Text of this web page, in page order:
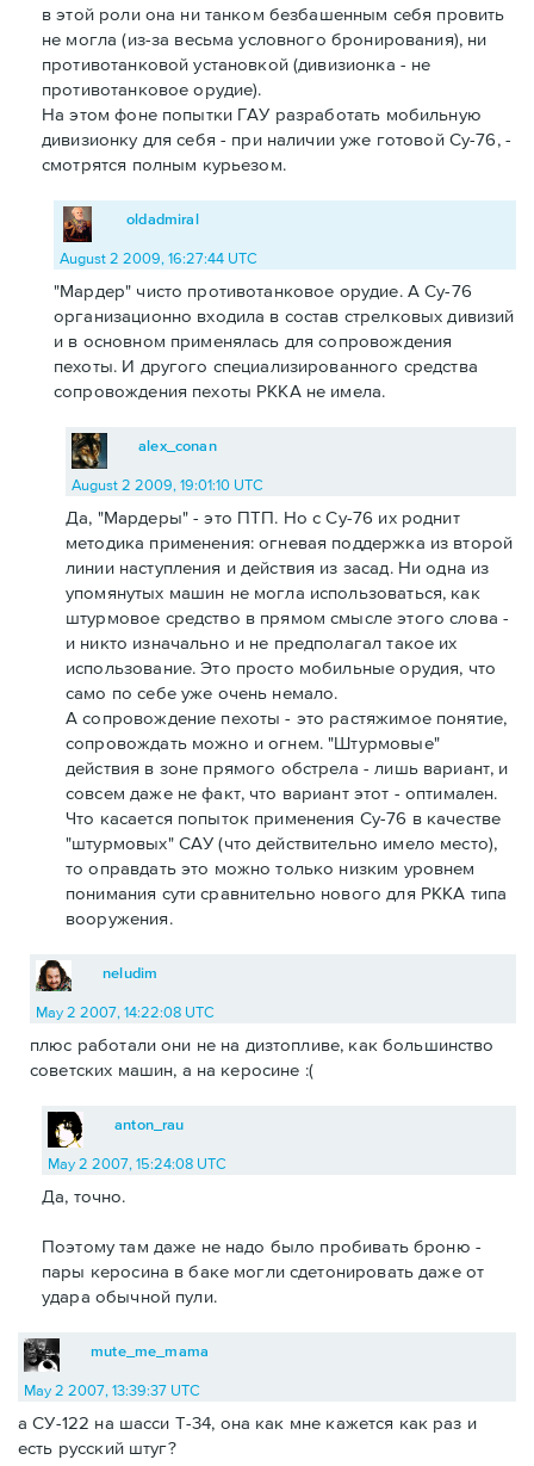
в этой роли она ни танком безбашенным себя провить
не могла (из-за весьма условного бронирования), ни
противотанковой установкой (дивизионка - не
противотанковое орудие).
На этом фоне попытки ГАУ разработать мобильную
дивизионку для себя - при наличии уже готовой Су-76, -
смотрятся полным курьезом.
oldadmiral
August 2 2009, 16:27:44 UTC
"Мардер" чисто противотанковое орудие. А Су-76
организационно входила в состав стрелковых дивизий
и в основном применялась для сопровождения
пехоты. И другого специализированного средства
сопровождения пехоты РККА не имела.
alex_conan
August 2 2009, 19:01:10 UTC
Да, "Мардеры" - это ПТП. Но с Су-76 их роднит
методика применения: огневая поддержка из второй
линии наступления и действия из засад. Ни одна из
упомянутых машин не могла использоваться, как
штурмовое средство в прямом смысле этого слова -
и никто изначально и не предполагал такое их
использование. Это просто мобильные орудия, что
само по себе уже очень немало.
А сопровождение пехоты - это растяжимое понятие,
сопровождать можно и огнем. "Штурмовые"
действия в зоне прямого обстрела - лишь вариант, и
совсем даже не факт, что вариант этот - оптимален.
Что касается попыток применения Су-76 в качестве
"штурмовых" САУ (что действительно имело место),
то оправдать это можно только низким уровнем
понимания сути сравнительно нового для РККА типа
вооружения.
neludim
May 2 2007, 14:22:08 UTC
плюс работали они не на дизтопливе, как большинство
советских машин, а на керосине :(
anton_rau
May 2 2007, 15:24:08 UTC
Да, точно.
Поэтому там даже не надо было пробивать броню -
пары керосина в баке могли сдетонировать даже от
удара обычной пули.
mute_me_mama
May 2 2007, 13:39:37 UTC
а СУ-122 на шасси Т-34, она как мне кажется как раз и
есть русский штуг?